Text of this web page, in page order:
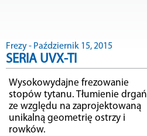
Frezy - Październik 15, 2015
SERIA UVX-TI
Wysokowydajne frezowanie
stopów tytanu. Tłumienie drgań
ze względu na zaprojektowaną
unikalną geometrię ostrzy i
rowków.